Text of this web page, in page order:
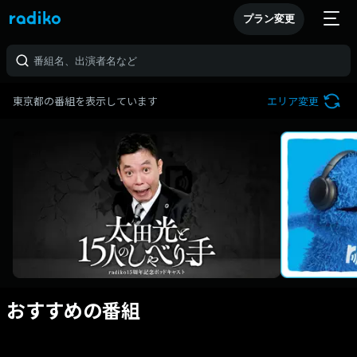
プラン変更
東京都の番組を表示しています エリア変更
おすすめの番組